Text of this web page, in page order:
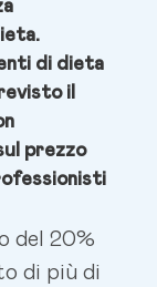
di dieta
il
prezzo
del 20%
di più di